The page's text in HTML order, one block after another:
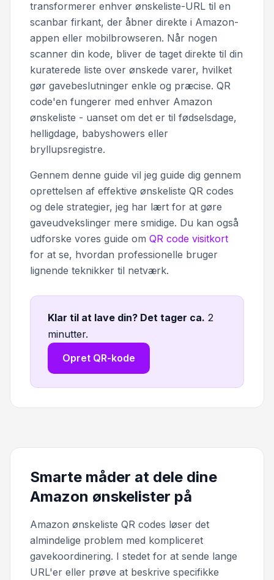
transformerer enhver ønskeliste-URL til en
scanbar firkant, der åbner direkte i Amazon-
appen eller mobilbrowseren. Når nogen
scanner din kode, bliver de taget direkte til din
kuraterede liste over ønskede varer, hvilket
gør gavebeslutninger enkle og præcise. QR
code'en fungerer med enhver Amazon
ønskeliste - uanset om det er til fødselsdage,
helligdage, babyshowers eller
bryllupsregistre.
Gennem denne guide vil jeg guide dig gennem
oprettelsen af effektive ønskeliste QR codes
og dele strategier, jeg har lært for at gøre
gaveudvekslinger mere smidige. Du kan også
udforske vores guide om QR code visitkort
for at se, hvordan professionelle bruger
lignende teknikker til netværk.
Klar til at lave din? Det tager ca. 2
minutter.
Opret QR-kode
Smarte måder at dele dine
Amazon ønskelister på
Amazon ønskeliste QR codes løser det
almindelige problem med kompliceret
gavekoordinering. I stedet for at sende lange
URL'er eller prøve at beskrive specifikke